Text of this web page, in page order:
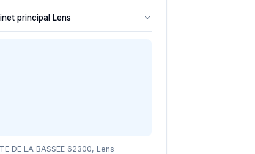
DE LA BASSEE 62300, Lens